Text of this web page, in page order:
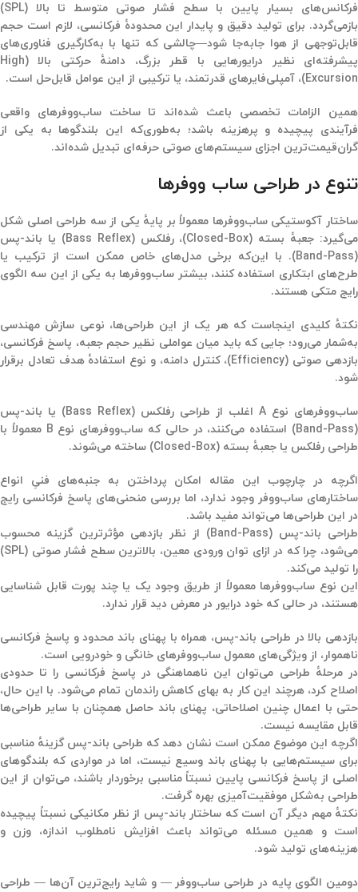
فرکانس‌های بسیار پایین با سطح فشار صوتی متوسط تا بالا (SPL)
بازمی‌گردد. برای تولید دقیق و پایدار این محدودهٔ فرکانسی، لازم است حجم
قابل‌توجهی از هوا جابه‌جا شود—چالشی که تنها با به‌کارگیری فناوری‌های
پیشرفته‌ای نظیر درایورهایی با قطر بزرگ، دامنهٔ حرکتی بالا (High
Excursion)، آمپلی‌فایرهای قدرتمند، یا ترکیبی از این عوامل قابل‌حل است.
همین الزامات تخصصی باعث شده‌اند تا ساخت ساب‌ووفرهای واقعی
فرآیندی پیچیده و پرهزینه باشد؛ به‌طوری‌که این بلندگوها به یکی از
گران‌قیمت‌ترین اجزای سیستم‌های صوتی حرفه‌ای تبدیل شده‌اند.
تنوع در طراحی ساب ووفرها
ساختار آکوستیکی ساب‌ووفرها معمولاً بر پایهٔ یکی از سه طراحی اصلی شکل
می‌گیرد: جعبهٔ بسته (Closed-Box) ،رفلکس (Bass Reflex) یا باند-پس
(Band-Pass)
. با این‌که برخی مدل‌های خاص ممکن است از ترکیب یا
طرح‌های ابتکاری استفاده کنند، بیشتر ساب‌ووفرها به یکی از این سه الگوی
رایج متکی هستند.
نکتهٔ کلیدی اینجاست که هر یک از این طراحی‌ها، نوعی سازش مهندسی
به‌شمار می‌رود؛ جایی که باید میان عواملی نظیر حجم جعبه، پاسخ فرکانسی،
بازدهی صوتی (Efficiency)، کنترل دامنه، و نوع استفادهٔ هدف تعادل برقرار
شود.
ساب‌ووفرهای نوع A اغلب از طراحی رفلکس (Bass Reflex) یا باند-پس
(Band-Pass) استفاده می‌کنند، در حالی که ساب‌ووفرهای نوع B معمولاً با
طراحی رفلکس یا جعبهٔ بسته (Closed-Box) ساخته می‌شوند.
اگرچه در چارچوب این مقاله امکان پرداختن به جنبه‌های فنیِ انواع
ساختارهای ساب‌ووفر وجود ندارد، اما بررسی منحنی‌های پاسخ فرکانسی رایج
در این طراحی‌ها می‌تواند مفید باشد.
طراحی باند-پس (Band-Pass)
از نظر بازدهی مؤثرترین گزینه محسوب
می‌شود، چرا که در ازای توان ورودی معین، بالاترین سطح فشار صوتی (SPL)
را تولید می‌کند.
این نوع ساب‌ووفرها معمولاً از طریق وجود یک یا چند پورت قابل شناسایی
هستند، در حالی که خود درایور در معرض دید قرار ندارد.
بازدهی بالا در طراحی باند-پس، همراه با پهنای باند محدود و پاسخ فرکانسی
ناهموار، از ویژگی‌های معمول ساب‌ووفرهای خانگی و خودرویی است.
در مرحلهٔ طراحی می‌توان این ناهماهنگی در پاسخ فرکانسی را تا حدودی
اصلاح کرد، هرچند این کار به بهای کاهش راندمان تمام می‌شود. با این حال،
حتی با اعمال چنین اصلاحاتی، پهنای باند حاصل همچنان با سایر طراحی‌ها
قابل مقایسه نیست.
اگرچه این موضوع ممکن است نشان دهد که طراحی باند-پس گزینهٔ مناسبی
برای سیستم‌هایی با پهنای باند وسیع نیست، اما در مواردی که بلندگوهای
اصلی از پاسخ فرکانسی پایین نسبتاً مناسبی برخوردار باشند، می‌توان از این
طراحی به‌شکل موفقیت‌آمیزی بهره گرفت.
نکتهٔ مهم دیگر آن است که ساختار باند-پس از نظر مکانیکی نسبتاً پیچیده
است و همین مسئله می‌تواند باعث افزایش نامطلوب اندازه، وزن و
هزینه‌های تولید شود.
دومین الگوی پایه در طراحی ساب‌ووفر — و شاید رایج‌ترین آن‌ها — طراحی